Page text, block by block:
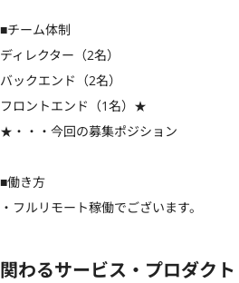
■チーム体制
ディレクター（2名）
バックエンド（2名）
フロントエンド（1名）★
★・・・今回の募集ポジション
■働き方
・フルリモート稼働でございます。
関わるサービス・プロダクト